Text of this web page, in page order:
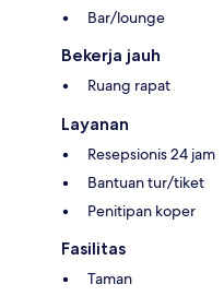
Bar/lounge
Bekerja jauh
Ruang rapat
Layanan
Resepsionis 24 jam
Bantuan tur/tiket
Penitipan koper
Fasilitas
Taman